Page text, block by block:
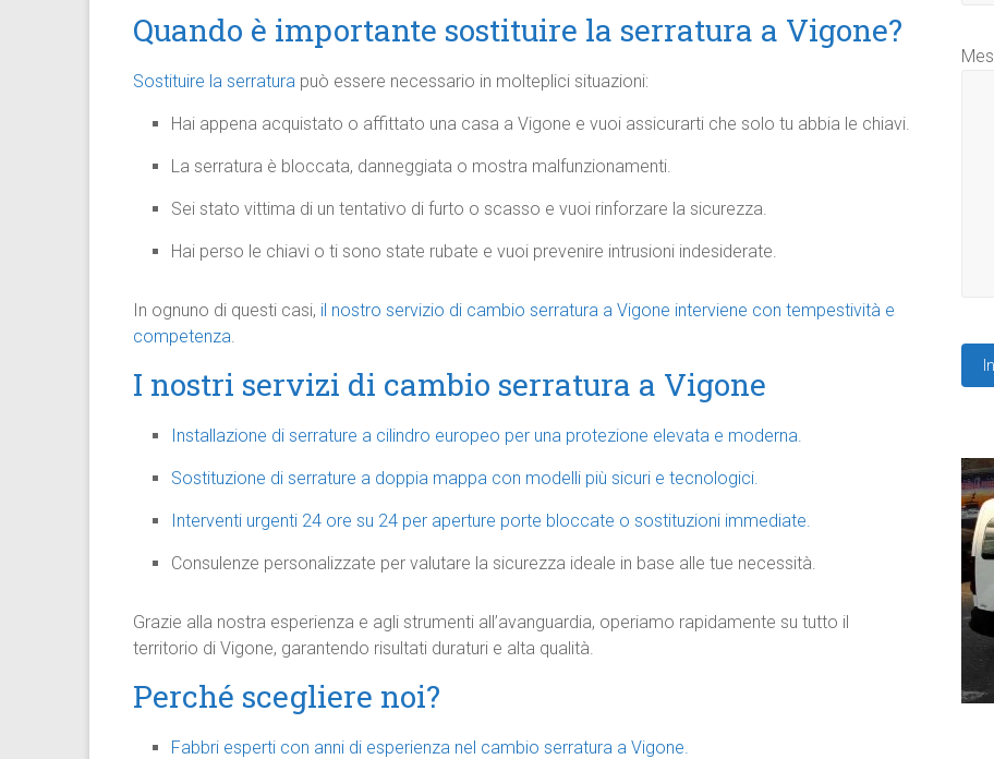
Quando è importante sostituire la serratura a Vigone?
Sostituire la serratura può essere necessario in molteplici situazioni:
Hai appena acquistato o affittato una casa a Vigone e vuoi assicurarti che solo tu abbia le chiavi.
La serratura è bloccata, danneggiata o mostra malfunzionamenti.
Sei stato vittima di un tentativo di furto o scasso e vuoi rinforzare la sicurezza.
Hai perso le chiavi o ti sono state rubate e vuoi prevenire intrusioni indesiderate.
In ognuno di questi casi, il nostro servizio di cambio serratura a Vigone interviene con tempestività e
competenza.
I nostri servizi di cambio serratura a Vigone
Installazione di serrature a cilindro europeo per una protezione elevata e moderna.
Sostituzione di serrature a doppia mappa con modelli più sicuri e tecnologici.
Interventi urgenti 24 ore su 24 per aperture porte bloccate o sostituzioni immediate.
Consulenze personalizzate per valutare la sicurezza ideale in base alle tue necessità.
Grazie alla nostra esperienza e agli strumenti all’avanguardia, operiamo rapidamente su tutto il
territorio di Vigone, garantendo risultati duraturi e alta qualità.
Perché scegliere noi?
Fabbri esperti con anni di esperienza nel cambio serratura a Vigone.